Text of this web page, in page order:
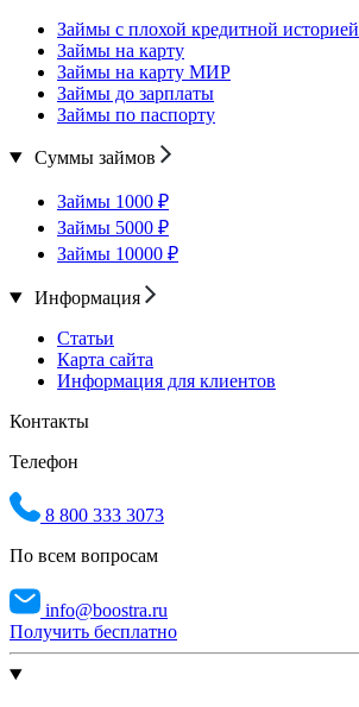
Займы с плохой кредитной историей
Займы на карту
Займы на карту МИР
Займы до зарплаты
Займы по паспорту
Суммы займов
Займы 1000 ₽
Займы 5000 ₽
Займы 10000 ₽
Информация
Статьи
Карта сайта
Информация для клиентов
Контакты
Телефон
8 800 333 3073
По всем вопросам
info@boostra.ru
Получить бесплатно